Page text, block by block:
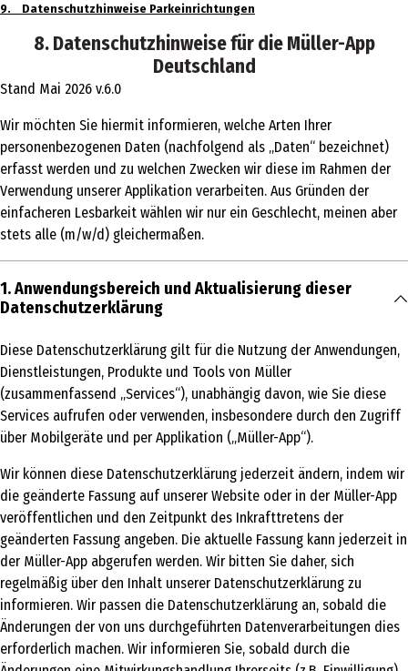
9. Datenschutzhinweise Parkeinrichtungen
8. Datenschutzhinweise für die Müller-App
Deutschland
Stand Mai 2026 v.6.0
Wir möchten Sie hiermit informieren, welche Arten Ihrer
personenbezogenen Daten (nachfolgend als „Daten“ bezeichnet)
erfasst werden und zu welchen Zwecken wir diese im Rahmen der
Verwendung unserer Applikation verarbeiten. Aus Gründen der
einfacheren Lesbarkeit wählen wir nur ein Geschlecht, meinen aber
stets alle (m/w/d) gleichermaßen.
1. Anwendungsbereich und Aktualisierung dieser
Datenschutzerklärung
Diese Datenschutzerklärung gilt für die Nutzung der Anwendungen,
Dienstleistungen, Produkte und Tools von Müller
(zusammenfassend „Services“), unabhängig davon, wie Sie diese
Services aufrufen oder verwenden, insbesondere durch den Zugriff
über Mobilgeräte und per Applikation („Müller-App“).
Wir können diese Datenschutzerklärung jederzeit ändern, indem wir
die geänderte Fassung auf unserer Website oder in der Müller-App
veröffentlichen und den Zeitpunkt des Inkrafttretens der
geänderten Fassung angeben. Die aktuelle Fassung kann jederzeit in
der Müller-App abgerufen werden. Wir bitten Sie daher, sich
regelmäßig über den Inhalt unserer Datenschutzerklärung zu
informieren. Wir passen die Datenschutzerklärung an, sobald die
Änderungen der von uns durchgeführten Datenverarbeitungen dies
erforderlich machen. Wir informieren Sie, sobald durch die